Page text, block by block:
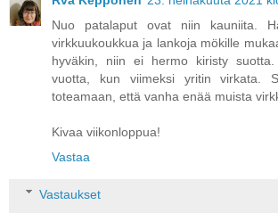
Nuo patalaput ovat niin kauniita.
virkkuukoukkua ja lankoja mökille
hyväkin, niin ei hermo kiristy
vuotta, kun viimeksi yritin virkata.
toteamaan, että vanha enää muista
Kivaa viikonloppua!
Vastaa
Vastaukset